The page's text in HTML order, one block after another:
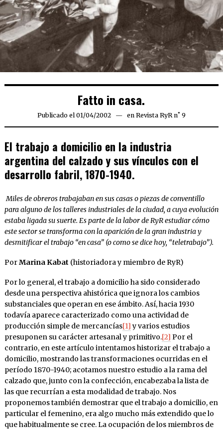
Fatto in casa.
Publicado el 01/04/200217/04/2020
en Revista RyR n˚ 9
El trabajo a domicilio en la industria
argentina del calzado y sus vínculos con el
desarrollo fabril, 1870-1940.
Miles de obreros trabajaban en sus casas o piezas de conventillo
para alguno de los talleres industriales de la ciudad, a cuya evolución
estaba ligada su suerte. Es parte de la labor de RyR estudiar cómo
este sector se transforma con la aparición de la gran industria y
desmitificar el trabajo “en casa” (o como se dice hoy, “teletrabajo”).
PorMarina Kabat (historiadora y miembro de RyR)
Por lo general, el trabajo a domicilio ha sido considerado
desde una perspectiva ahistórica que ignora los cambios
substanciales que operan en ese ámbito. Así, hacia 1930
todavía aparece caracterizado como una actividad de
producción simple de mercancías[1]y varios estudios
presuponen su carácter artesanal y primitivo.[2] Por el
contrario, en este artículo intentamos historizar el trabajo a
domicilio, mostrando las transformaciones ocurridas en el
período 1870-1940; acotamos nuestro estudio a la rama del
calzado que, junto con la confección, encabezaba la lista de
las que recurrían a esta modalidad de trabajo. Nos
proponemos también demostrar que el trabajo a domicilio, en
particular el femenino, era algo mucho más extendido que lo
que habitualmente se cree. La ocupación de los miembros de